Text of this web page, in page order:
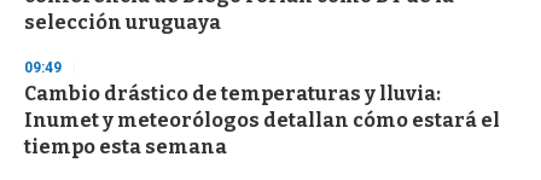
selección uruguaya
09:49
Cambio drástico de temperaturas y lluvia:
Inumet y meteorólogos detallan cómo estará el
tiempo esta semana